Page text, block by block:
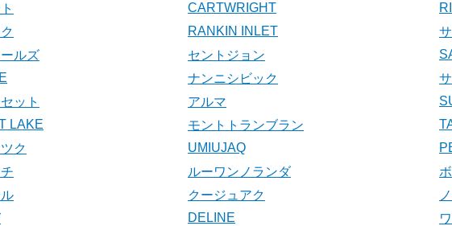
CARTWRIGHT
RANKIN INLET
ルズ セントジョン
ナンニシビック
ット アルマ
LAKE モントトランブラン
ク UMIUJAQ
ルーワンノランダ
クージュアク
DELINE